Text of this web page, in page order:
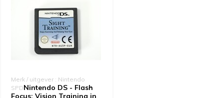
Merk / uitgever : Nintendo
SPDNintendo DS - Flash
Focus: Vision Training in